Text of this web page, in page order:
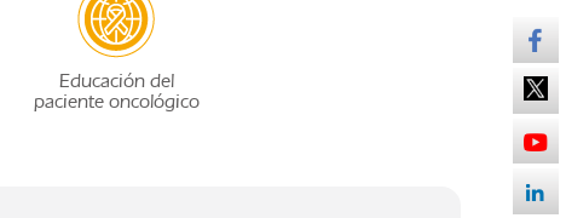
Educación del
paciente oncológico